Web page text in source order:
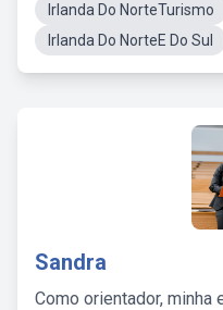
Irlanda Do NorteTurismo
Irlanda Do NorteE Do Sul
Sandra
Como orientador, minha